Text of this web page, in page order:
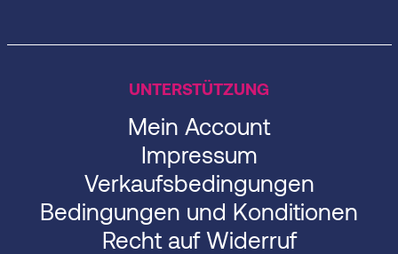
UNTERSTÜTZUNG
Mein Account
Impressum
Verkaufsbedingungen
Bedingungen und Konditionen
Recht auf Widerruf